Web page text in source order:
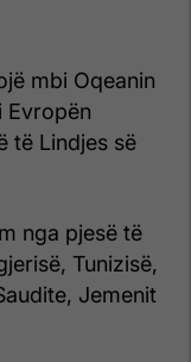
mbi Oqeanin
Evropën
të Lindjes së
nga pjesë të
Tunizisë,
Jemenit